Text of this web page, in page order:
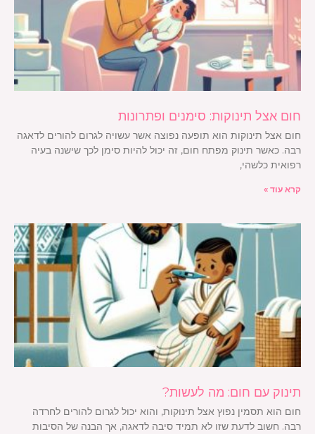
חום אצל תינוקות: סימנים ופתרונות
חום אצל תינוקות הוא תופעה נפוצה אשר עשויה לגרום להורים לדאגה
רבה. כאשר תינוק מפתח חום, זה יכול להיות סימן לכך שישנה בעיה
רפואית כלשהי,
קרא עוד »
תינוק עם חום: מה לעשות?
חום הוא תסמין נפוץ אצל תינוקות, והוא יכול לגרום להורים לחרדה
רבה. חשוב לדעת שזו לא תמיד סיבה לדאגה, אך הבנה של הסיבות